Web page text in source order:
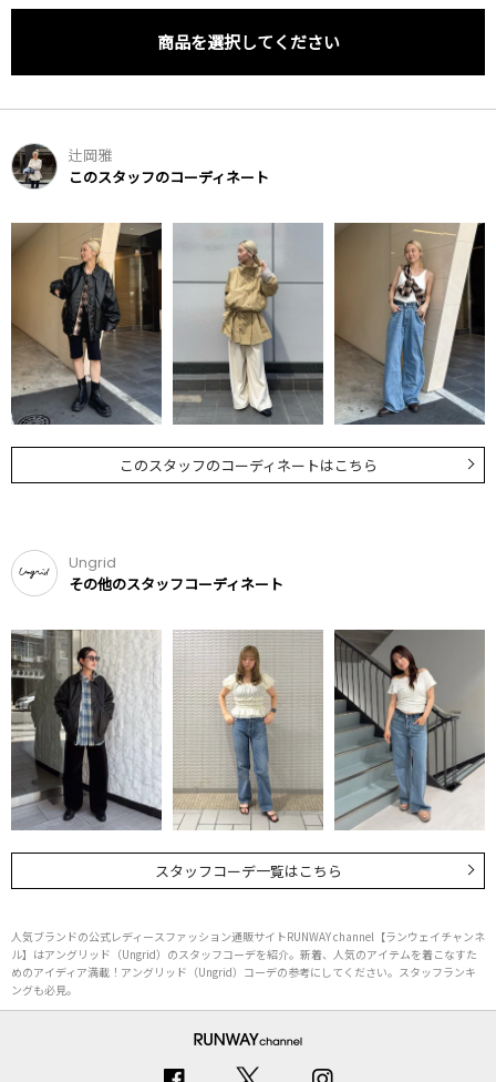
商品を選択してください
辻岡雅
このスタッフのコーディネート
このスタッフのコーディネートはこちら
Ungrid
その他のスタッフコーディネート
スタッフコーデ一覧はこちら
人気ブランドの公式レディースファッション通販サイトRUNWAY channel【ランウェイチャンネ
ル】はアングリッド（Ungrid）のスタッフコーデを紹介。新着、人気のアイテムを着こなすた
めのアイディア満載！アングリッド（Ungrid）コーデの参考にしてください。スタッフランキ
ングも必見。